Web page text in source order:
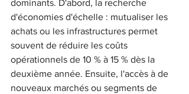
dominants. D'abord, la recherche
d'économies d'échelle : mutualiser les
achats ou les infrastructures permet
souvent de réduire les coûts
opérationnels de 10 % à 15 % dès la
deuxième année. Ensuite, l'accès à de
nouveaux marchés ou segments de